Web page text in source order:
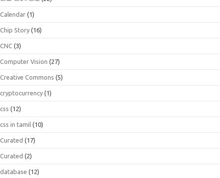
Calendar (1)
Chip Story (16)
CNC (3)
Computer Vision (27)
Creative Commons (5)
cryptocurrency (1)
css (12)
css in tamil (10)
Curated (17)
Curated (2)
database (12)